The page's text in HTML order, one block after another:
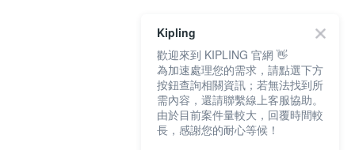
Kipling
歡迎來到 KIPLING 官網 👋
為加速處理您的需求，請點選下方
按鈕查詢相關資訊；若無法找到所
需內容，還請聯繫線上客服協助。
由於目前案件量較大，回覆時間較
長，感謝您的耐心等候！